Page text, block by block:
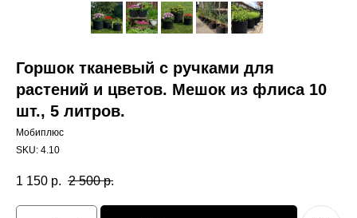
Горшок тканевый с ручками для
растений и цветов. Мешок из флиса 10
шт., 5 литров.
Мобиплюс
SKU: 4.10
1 150 р. 2 500 р.